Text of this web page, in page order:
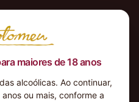
maiores de 18 anos
alcoólicas. Ao continuar,
ou mais, conforme a